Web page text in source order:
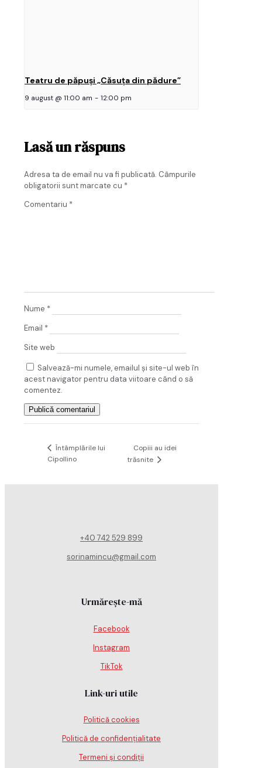
Teatru de păpuși „Căsuța din pădure”
9 august @ 11:00 am - 12:00 pm
Lasă un răspuns
Adresa ta de email nu va fi publicată. Câmpurile
obligatorii sunt marcate cu *
Comentariu *
Nume *
Email *
Site web
Salvează-mi numele, emailul și site-ul web în
acest navigator pentru data viitoare când o să
comentez.
Întâmplările lui
Cipollino
Copiii au idei
trăsnite
+40 742 529 899
sorinamincu@gmail.com
Urmărește-mă
Facebook
Instagram
TikTok
Link-uri utile
Politică cookies
Politică de confidențialitate
Termeni și condiții